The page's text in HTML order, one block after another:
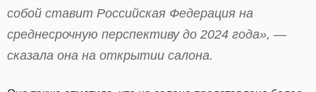
собой ставит Российская Федерация на
среднесрочную перспективу до 2024 года», —
сказала она на открытии салона.